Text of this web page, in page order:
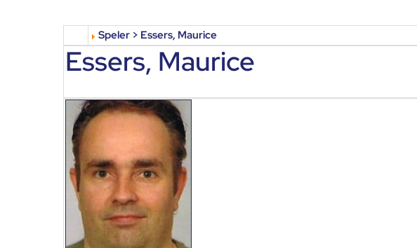
Speler > Essers, Maurice
Essers, Maurice